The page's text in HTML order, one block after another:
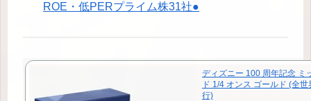
ROE・低PERプライム株31社●
ディズニー 100 周年記念 ミ
ド 1/4 オンス ゴールド (全
行)